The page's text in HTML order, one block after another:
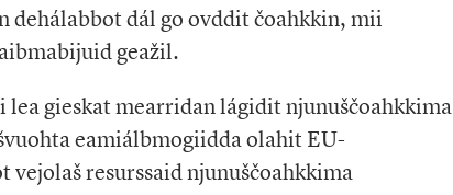
dehálabbot dál go ovddit čoahkkin, mii
geažil.
gieskat mearridan lágidit njunuščoahkkima
eamiálbmogiidda olahit EU-
vejolaš resurssaid njunuščoahkkima